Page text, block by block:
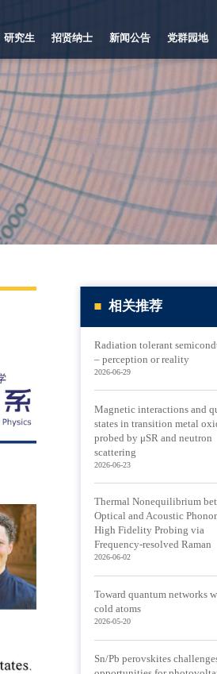
研究生 招贤纳士 新闻公告 党群园地
相关推荐
Radiation tolerant
– perception or reality
2026-06-29
Magnetic interactions and
states in transition metal
probed by μSR and neutron
scattering
2026-06-23
Thermal Nonequilibrium
Optical and Acoustic
High Fidelity Probing via
Frequency-resolved Raman
2026-06-02
Toward quantum networks
cold atoms
2026-05-20
Sn/Pb perovskites